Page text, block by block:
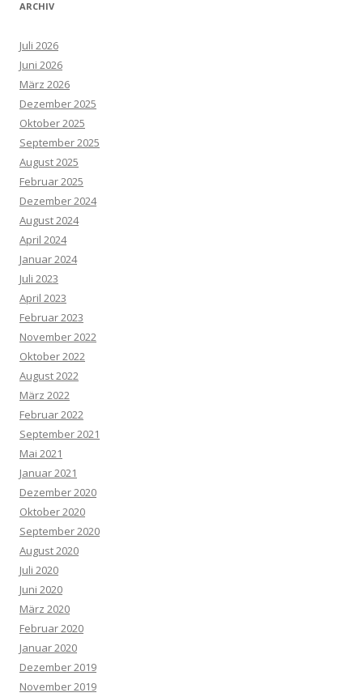
ARCHIV
Juli 2026
Juni 2026
März 2026
Dezember 2025
Oktober 2025
September 2025
August 2025
Februar 2025
Dezember 2024
August 2024
April 2024
Januar 2024
Juli 2023
April 2023
Februar 2023
November 2022
Oktober 2022
August 2022
März 2022
Februar 2022
September 2021
Mai 2021
Januar 2021
Dezember 2020
Oktober 2020
September 2020
August 2020
Juli 2020
Juni 2020
März 2020
Februar 2020
Januar 2020
Dezember 2019
November 2019